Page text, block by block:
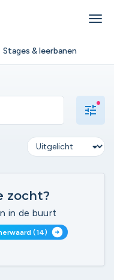
Stages & leerbanen
tune
zocht?
in de buurt
(14) arrow_circle_right